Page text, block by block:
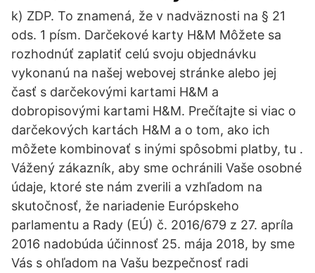
k) ZDP. To znamená, že v nadväznosti na § 21
ods. 1 písm. Darčekové karty H&M Môžete sa
rozhodnúť zaplatiť celú svoju objednávku
vykonanú na našej webovej stránke alebo jej
časť s darčekovými kartami H&M a
dobropisovými kartami H&M. Prečítajte si viac o
darčekových kartách H&M a o tom, ako ich
môžete kombinovať s inými spôsobmi platby, tu .
Vážený zákazník, aby sme ochránili Vaše osobné
údaje, ktoré ste nám zverili a vzhľadom na
skutočnosť, že nariadenie Európskeho
parlamentu a Rady (EÚ) č. 2016/679 z 27. apríla
2016 nadobúda účinnosť 25. mája 2018, by sme
Vás s ohľadom na Vašu bezpečnosť radi